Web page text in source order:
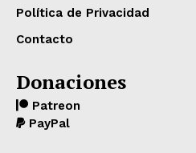
Política de Privacidad
Contacto
Donaciones
Patreon
PayPal